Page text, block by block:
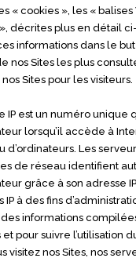
« cookies », les « balises
décrites plus en détail
informations dans le
nos Sites les plus
Sites pour les visiteurs.
IP est un numéro unique
lorsqu’il accède à
d’ordinateurs. Les
de réseau identifient
grâce à son adresse
IP à des fins
informations
pour suivre l’utilisation
visitez nos Sites, nos